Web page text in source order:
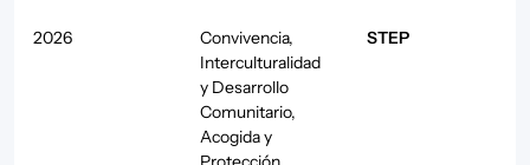
2026
Convivencia,
Interculturalidad
y Desarrollo
Comunitario,
Acogida y
STEP